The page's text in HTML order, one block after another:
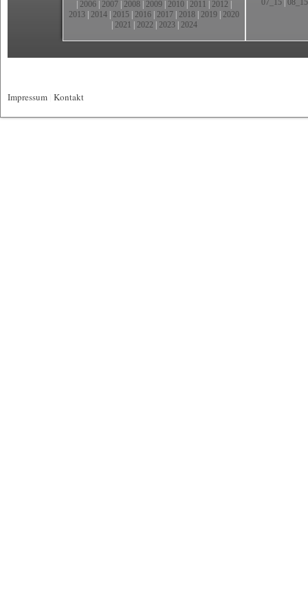
2006 2007 2008 2009 2010 2011 2012
2013 2014 2015 2016 2017 2018 2019 2020
2021 2022 2023| 2024
07_15 08_15
Impressum Kontakt